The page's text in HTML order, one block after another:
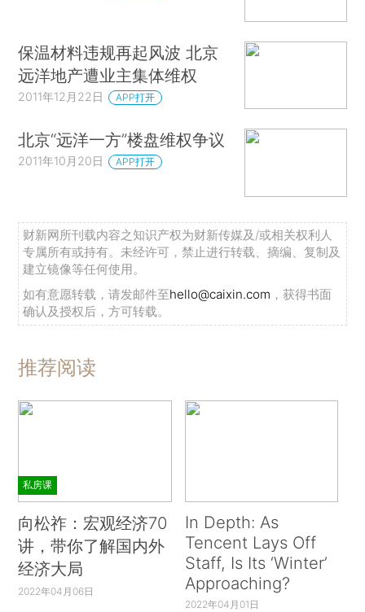
保温材料违规再起风波 北京
远洋地产遭业主集体维权
2011年12月22日 APP打开
北京“远洋一方”楼盘维权争议
2011年10月20日 APP打开
财新网所刊载内容之知识产权为财新传媒及/或相关权利人
专属所有或持有。未经许可，禁止进行转载、摘编、复制及
建立镜像等任何使用。
如有意愿转载，请发邮件至hello@caixin.com ，获得书面
确认及授权后，方可转载。
推荐阅读
私房课
向松祚：宏观经济70
讲，带你了解国内外
经济大局
2022年04月06日
In Depth: As
Tencent Lays Off
Staff, Is Its ‘Winter’
Approaching?
2022年04月01日